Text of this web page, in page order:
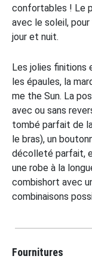
confortables ! Le
avec le soleil,
jour et nuit.
Les jolies finitions
les épaules, la
me the Sun. La
avec ou sans
tombé parfait de
le bras), un
décolleté parfait,
une robe à la
combishort avec
combinaisons
Fournitures